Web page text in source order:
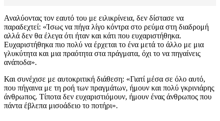
Αναλύοντας τον εαυτό του με ειλικρίνεια, δεν δίστασε να
παραδεχτεί: «Ίσως να πήγα λίγο κόντρα στο ρεύμα στη διαδρομή
αλλά δεν θα έλεγα ότι ήταν και κάτι που ευχαριστήθηκα.
Ευχαριστήθηκα πιο πολύ να έρχεται το ένα μετά το άλλο με μια
γλυκύτητα και μια πραότητα στα πράγματα, όχι το να πηγαίνεις
ανάποδα».
Και συνέχισε με αυτοκριτική διάθεση: «Γιατί μέσα σε όλο αυτό,
που πήγαινα με τη ροή των πραγμάτων, ήμουν και πολύ γκρινιάρης
άνθρωπος. Τίποτα δεν ευχαριστιόμουν, ήμουν ένας άνθρωπος που
πάντα έβλεπα μισοάδειο το ποτήρι».